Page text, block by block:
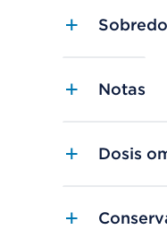
Notas
Dosis